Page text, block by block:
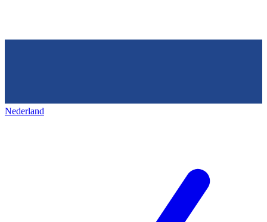
Nederland